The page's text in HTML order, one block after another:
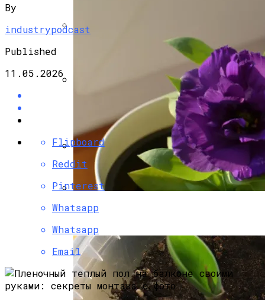
Фальш-Камин Своими Руками:
Садовая Печь-Барбекю Своими
Угловой Камин Из Кирпича: Порядовка,
Советы По Кладке
Эустома: Выращивание Из Семян В
By
industrypodcast
Published
11.05.2026
Flipboard
Reddit
Pinterest
Whatsapp
Whatsapp
Email